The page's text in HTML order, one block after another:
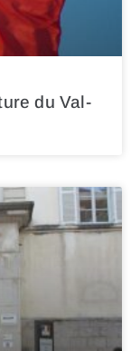
du Val-